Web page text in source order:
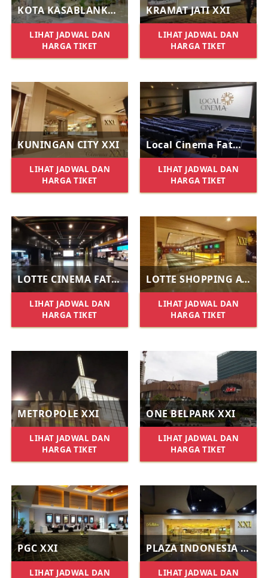
KOTA KASABLANKA XXI
LIHAT JADWAL DAN
HARGA TIKET
KRAMAT JATI XXI
LIHAT JADWAL DAN
HARGA TIKET
KUNINGAN CITY XXI
LIHAT JADWAL DAN
HARGA TIKET
Local Cinema Fatmawati
LIHAT JADWAL DAN
HARGA TIKET
LOTTE CINEMA FATMAWATI
LIHAT JADWAL DAN
HARGA TIKET
LOTTE SHOPPING AVENUE XXI
LIHAT JADWAL DAN
HARGA TIKET
METROPOLE XXI
LIHAT JADWAL DAN
HARGA TIKET
ONE BELPARK XXI
LIHAT JADWAL DAN
HARGA TIKET
PGC XXI
LIHAT JADWAL DAN
PLAZA INDONESIA XXI
LIHAT JADWAL DAN